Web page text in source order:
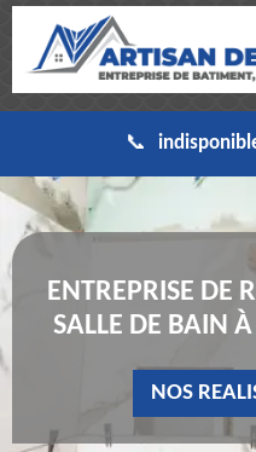
ENTREPRISE DE
SALLE DE BAIN
NOS